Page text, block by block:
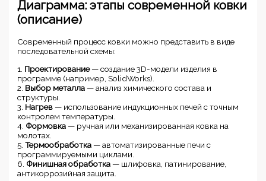
Диаграмма: этапы современной ковки
(описание)
Современный процесс ковки можно представить в виде
последовательной схемы:
1. Проектирование— создание 3D-модели изделия в
программе (например, SolidWorks).
2. Выбор металла — анализ химического состава и
структуры.
3. Нагрев — использование индукционных печей с точным
контролем температуры.
4. Формовка — ручная или механизированная ковка на
молотах.
5.Термообработка — автоматизированные печи с
программируемыми циклами.
6. Финишная обработка — шлифовка, патинирование,
антикоррозийная защита.